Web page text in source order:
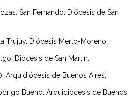
San Fernando. Diócesis de San
Trujuy. Diócesis Merlo-Moreno.
Diócesis de San Martin.
Arquidiócesis de Buenos Aires.
Bueno. Arquidiócesis de Buenos